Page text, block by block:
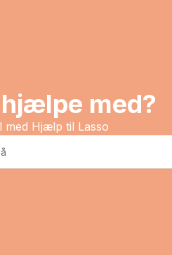
med?
med Hjælp til Lasso